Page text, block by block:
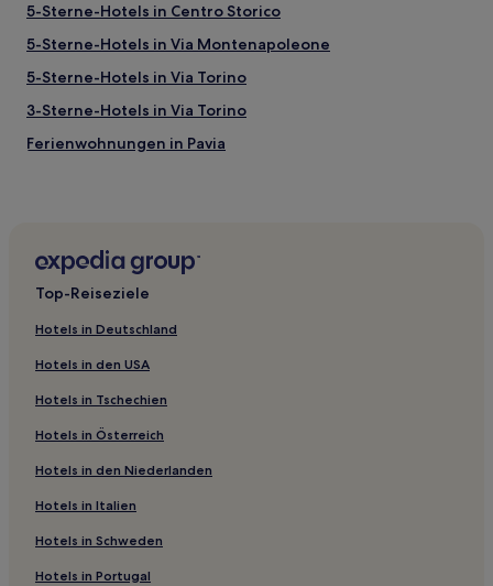
5-Sterne-Hotels in Centro Storico
5-Sterne-Hotels in Via Montenapoleone
5-Sterne-Hotels in Via Torino
3-Sterne-Hotels in Via Torino
Ferienwohnungen in Pavia
Ferienwohnungen in Via Montenapoleone
Aparthotels in Via Montenapoleone
B&B in Mailand
Gasthöfe in Mailand
Landhäuser in Mailand
Gasthäuser in Como
Ferienwohnungen in Mailand
Gasthäuser in Lombardei
B&B in Lombardei
Ferienwohnungen in Lombardei
Top-Reiseziele
Hotels in Deutschland
Hotels in den USA
Hotels in Tschechien
Hotels in Österreich
Hotels in den Niederlanden
Hotels in Italien
Hotels in Schweden
Hotels in Portugal